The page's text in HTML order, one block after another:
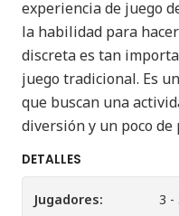
experiencia de juego
la habilidad para
discreta es tan
juego tradicional. Es
que buscan una
diversión y un poco de
DETALLES
Jugadores: 3 -